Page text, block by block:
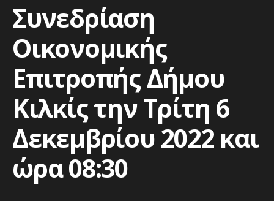
Συνεδρίαση
Οικονομικής
Επιτροπής Δήμου
Κιλκίς την Τρίτη 6
Δεκεμβρίου 2022 και
ώρα 08:30